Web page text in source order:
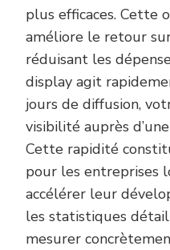
plus efficaces. Cette
améliore le retour
réduisant les
display agit
jours de diffusion,
visibilité auprès
Cette rapidité
pour les entreprises
accélérer leur
les statistiques
mesurer